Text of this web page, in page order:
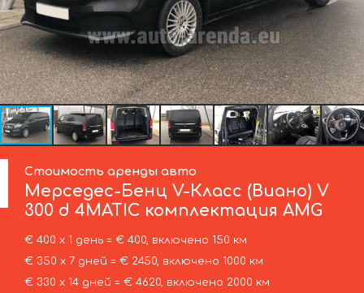
Стоимость аренды авто
Мерседес-БенцV-Класс (Виано) V
300 d 4MATIC комплектация AMG
€ 400 х 1 день = € 400, включено 150 км
€ 350 х 7 дней = € 2450, включено 1000 км
€ 330 х 14 дней = € 4620, включено 2000 км